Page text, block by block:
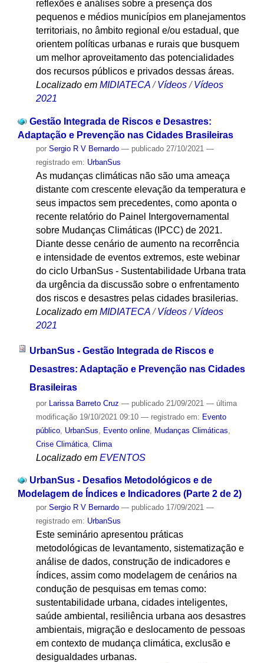
reflexões e análises sobre a presença dos
pequenos e médios municípios em planejamentos
territoriais, no âmbito regional e/ou estadual, que
orientem políticas urbanas e rurais que busquem
um melhor aproveitamento das potencialidades
dos recursos públicos e privados dessas áreas.
Localizado em MIDIATECA /Vídeos /Vídeos
2021
Gestão Integrada de Riscos e Desastres:
Adaptação e Prevenção nas Cidades Brasileiras
por Sergio R V Bernardo — publicado27/10/2021 —
registrado em: UrbanSus
As mudanças climáticas não são uma ameaça
distante com crescente elevação da temperatura e
seus impactos sem precedentes, como aponta o
recente relatório do Painel Intergovernamental
sobre Mudanças Climáticas (IPCC) de 2021.
Diante desse cenário de aumento na recorrência
e intensidade de eventos extremos, este webinar
do ciclo UrbanSus - Sustentabilidade Urbana trata
da urgência da discussão sobre o enfrentamento
dos riscos e desastres pelas cidades brasilerias.
Localizado em MIDIATECA /Vídeos /Vídeos
2021
UrbanSus - Gestão Integrada de Riscos e
Desastres: Adaptação e Prevenção nas Cidades
Brasileiras
por Larissa Barreto Cruz — publicado21/09/2021 — última
modificação19/10/2021 09:10 — registrado em: Evento
público, UrbanSus Evento online, Mudanças Climáticas
Crise Climática, Clima
Localizado em EVENTOS
UrbanSus - Desafios Metodológicos e de
Modelagem de Índices e Indicadores (Parte 2 de 2)
por Sergio R V Bernardo — publicado17/09/2021 —
registrado em: UrbanSus
Este seminário apresentou práticas
metodológicas de levantamento, sistematização e
análise de dados, construção de indicadores e
índices, assim como modelagem de cenários na
condução de pesquisas em temas como:
sustentabilidade urbana, cidades inteligentes,
saúde ambiental, resiliência urbana aos desastres
ambientais, migração e deslocamento de pessoas
em contexto de mudança climática, exclusão e
desigualdades urbanas.